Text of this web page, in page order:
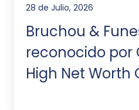
28 de Julio, 2026
Bruchou &
reconocido por
High Net Worth